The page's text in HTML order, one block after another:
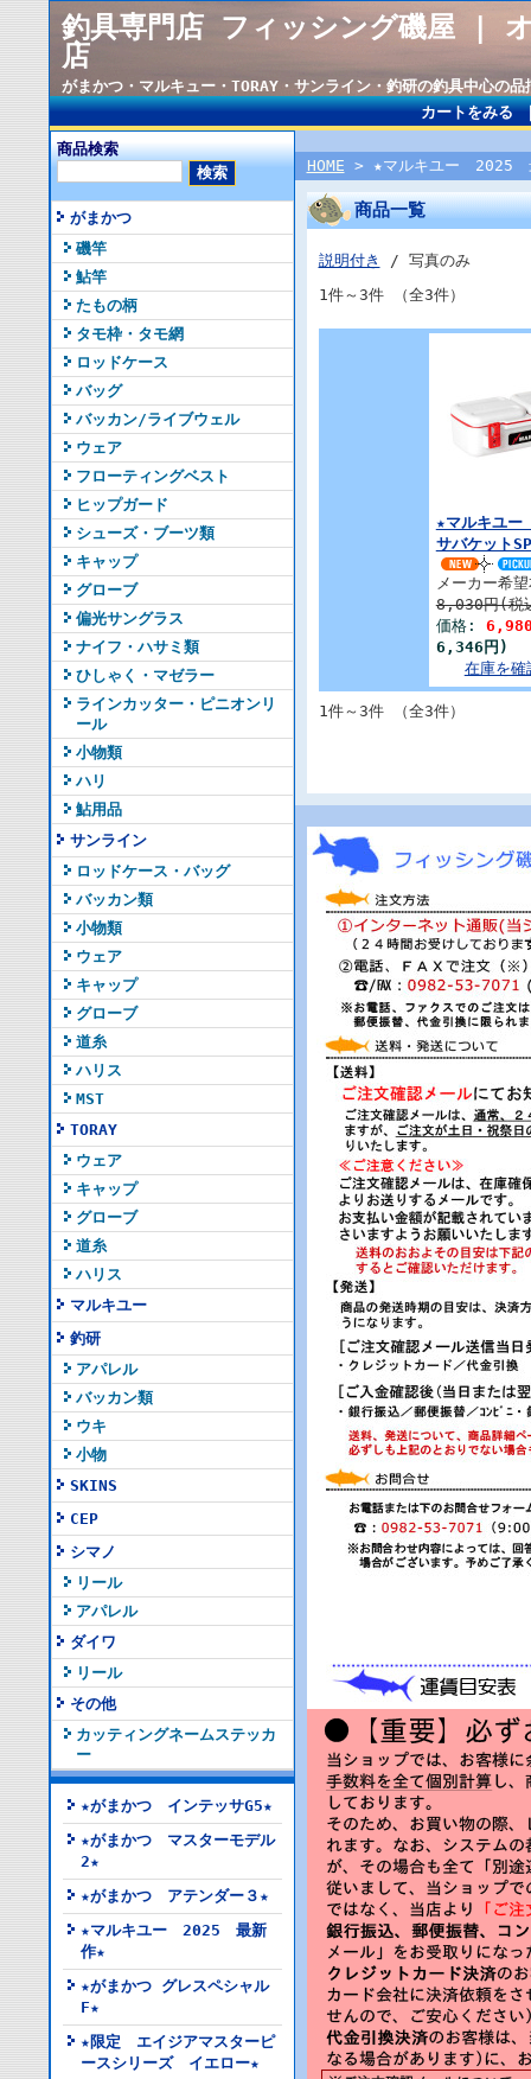
釣具専門店 フィッシング磯屋 |
店
がまかつ・マルキュー・TORAY・サンライン・釣研の釣具中心の
カートをみる
商品検索
がまかつ
磯竿
鮎竿
たもの柄
タモ枠・タモ網
ロッドケース
バッグ
バッカン/ライブウェル
ウェア
フローティングベスト
ヒップガード
シューズ・ブーツ類
キャップ
グローブ
偏光サングラス
ナイフ・ハサミ類
ひしゃく・マゼラー
ラインカッター・ピニオンリ
ール
小物類
ハリ
鮎用品
サンライン
ロッドケース・バッグ
バッカン類
小物類
ウェア
キャップ
グローブ
道糸
ハリス
MST
TORAY
ウェア
キャップ
グローブ
道糸
ハリス
マルキユー
釣研
アパレル
バッカン類
ウキ
小物
SKINS
CEP
シマノ
リール
アパレル
ダイワ
リール
その他
カッティングネームステッカ
ー
★がまかつ インテッサG5★
★がまかつ マスターモデル
2★
★がまかつ アテンダー３★
★マルキユー 2025 最新
作★
★がまかつ グレスペシャル
F★
★限定 エイジアマスターピ
ースシリーズ イエロー★
HOME > ★マルキユー 2025
商品一覧
説明付き
/ 写真のみ
1件～3件 （全3件）
★マルキユー
サバケット
メーカー希
8,030円(税
価格:
6,346円)
在庫を確
1件～3件 （全3件）